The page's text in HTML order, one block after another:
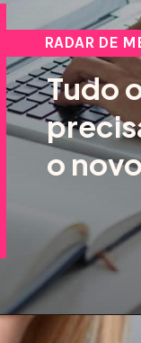
Tudo
o
RADAR DE